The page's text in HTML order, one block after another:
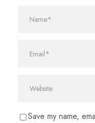
Save my name,